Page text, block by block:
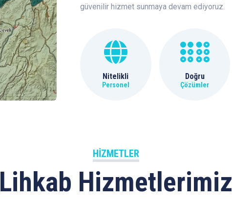
güvenilir hizmet sunmaya devam ediyoruz.
Nitelikli
Personel
Doğru
Çözümler
HIZMETLER
Lihkab Hizmetlerimiz